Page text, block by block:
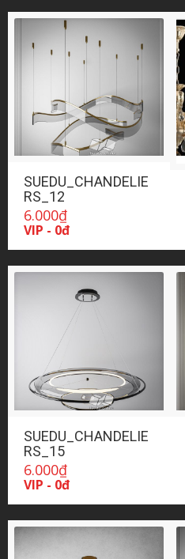
SUEDU_CHANDELIE
RS_12
6.000₫
VIP - 0đ
SUEDU_CHANDELIE
RS_15
6.000₫
VIP - 0đ